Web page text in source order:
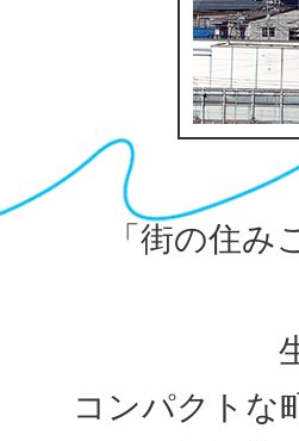
「街の住
コンパクトな